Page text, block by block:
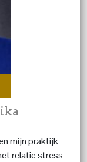
mijn praktijk
relatie stress